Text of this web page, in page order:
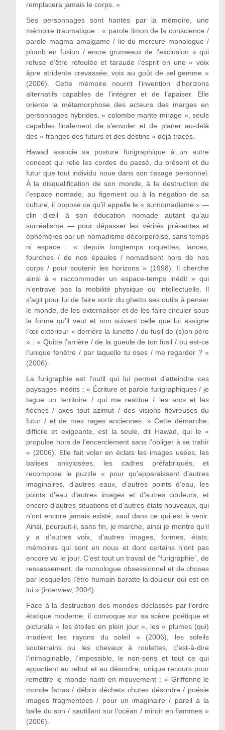
remplacera jamais le corps. »
Ses personnages sont hantés par la mémoire, une
mémoire traumatique : « parole limon de la conscience /
parole magma amalgame / lie du mercure monologue /
plomb en fusion / encre grumeaux de l’exclusion » qui
refuse d’être refoulée et taraude l’esprit en une « voix
âpre stridente crevassée, voix au goût de sel gemme »
(2006). Cette mémoire nourrit l’invention d’horizons
alternatifs capables de l’intégrer et de l’apaiser. Elle
oriente la métamorphose des acteurs des marges en
personnages hybrides, « colombe mante mirage », seuls
capables finalement de s’envoler et de planer au-delà
des « franges des futurs et des destins » déjà tracés.
Hawad associe sa posture furigraphique à un autre
concept qui relie les cordes du passé, du présent et du
futur que tout individu noue dans son tissage personnel.
À la disqualification de son monde, à la destruction de
l’espace nomade, au figement ou à la négation de sa
culture, il oppose ce qu’il appelle le « surnomadisme » —
clin d’œil à son éducation nomade autant qu’au
surréalisme — pour dépasser les vérités présentes et
éphémères par un nomadisme décorporéisé, sans temps
ni espace : « depuis longtemps roquettes, lances,
fourches / de nos épaules / nomadisent hors de nos
corps / pour soutenir les horizons » (1998). Il cherche
ainsi à « raccommoder un espace-temps inédit » qui
n’entrave pas la mobilité physique ou intellectuelle. Il
s’agit pour lui de faire sortir du ghetto ses outils à penser
le monde, de les externaliser et de les faire circuler sous
la forme qu’il veut et non suivant celle que lui assigne
l’œil extérieur « derrière la lunette / du fusil de (s)on père
» : « Quitte l’arrière / de la gueule de ton fusil / ou est-ce
l’unique fenêtre / par laquelle tu oses / me regarder ? »
(2006).
La furigraphie est l’outil qui lui permet d’atteindre ces
paysages inédits : « Écriture et parole furigraphiques / je
tague un territoire / qui me restitue / les arcs et les
flèches / axes tout azimut / des visions fiévreuses du
futur / et de mes rages anciennes. » Cette démarche,
difficile et exigeante, est la seule, dit Hawad, qui le «
propulse hors de l’encerclement sans l’obliger à se trahir
» (2006). Elle fait voler en éclats les images usées, les
balises ankylosées, les cadres préfabriqués, et
recompose le puzzle « pour qu’apparaissent d’autres
imaginaires, d’autres eaux, d’autres points d’eau, les
points d’eau d’autres images et d’autres couleurs, et
encore d’autres situations et d’autres états nouveaux, qui
n’ont encore jamais existé, sauf dans ce qui est à venir.
Ainsi, poursuit-il, sans fin, je marche, ainsi je montre qu’il
y a d’autres voix, d’autres images, formes, états,
mémoires qui sont en nous et dont certains n’ont pas
encore vu le jour. C’est tout un travail de “furigraphie”, de
ressassement, de monologue obsessionnel et de choses
par lesquelles l’être humain baratte la douleur qui est en
lui » (interview, 2004).
Face à la destruction des mondes déclassés par l’ordre
étatique moderne, il convoque sur sa scène poétique et
picturale « les étoiles en plein jour », les « plumes (qui)
irradient les rayons du soleil » (2006), les soleils
souterrains ou les chevaux à roulettes, c’est-à-dire
l’inimaginable, l’impossible, le non-sens et tout ce qui
appartient au rebut et au désordre, unique recours pour
remettre le monde nanti en mouvement : « Griffonne le
monde fatras / débris déchets chutes désordre / poésie
images fragmentées / pour un imaginaire / pareil à la
balle du son / sautillant sur l’océan / miroir en flammes »
(2006).